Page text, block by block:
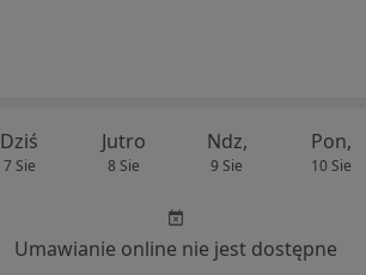
Dziś
7 Sie
Jutro
8 Sie
Ndz,
9 Sie
Pon,
10 Sie
Umawianie online nie jest dostępne